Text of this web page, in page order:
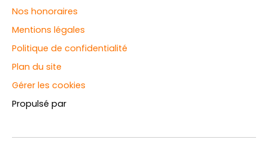
Nos honoraires
Mentions légales
Politique de confidentialité
Plan du site
Gérer les cookies
Propulsé par